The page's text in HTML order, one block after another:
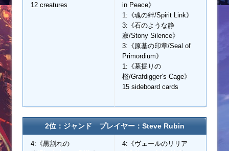
12 creatures
in Peace》
1:《魂の絆/Spirit Link》
3:《石のような静
寂/Stony Silence》
3:《原基の印章/Seal of
Primordium》
1:《墓掘りの
檻/Grafdigger’s Cage》
15 sideboard cards
2位：ジャンド プレイヤー：Steve Rubin
4:《黒割れの
4:《ヴェールのリリア